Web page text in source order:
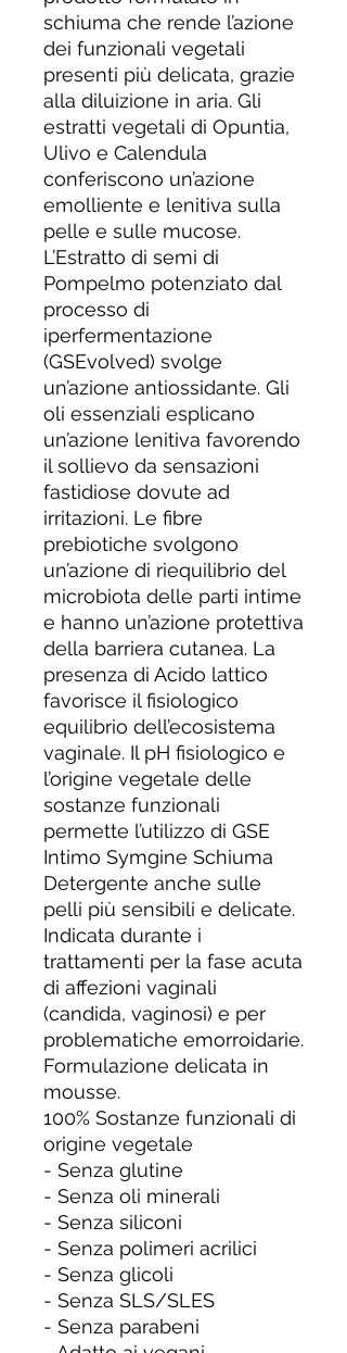
schiuma che rende l’azione
dei funzionali vegetali
presenti più delicata, grazie
alla diluizione in aria. Gli
estratti vegetali di Opuntia,
Ulivo e Calendula
conferiscono un’azione
emolliente e lenitiva sulla
pelle e sulle mucose.
L’Estratto di semi di
Pompelmo potenziato dal
processo di
iperfermentazione
(GSEvolved) svolge
un’azione antiossidante. Gli
oli essenziali esplicano
un’azione lenitiva favorendo
il sollievo da sensazioni
fastidiose dovute ad
irritazioni. Le fibre
prebiotiche svolgono
un’azione di riequilibrio del
microbiota delle parti intime
e hanno un’azione protettiva
della barriera cutanea. La
presenza di Acido lattico
favorisce il fisiologico
equilibrio dell’ecosistema
vaginale. Il pH fisiologico e
l’origine vegetale delle
sostanze funzionali
permette l’utilizzo di GSE
Intimo Symgine Schiuma
Detergente anche sulle
pelli più sensibili e delicate.
Indicata durante i
trattamenti per la fase acuta
di affezioni vaginali
(candida, vaginosi) e per
problematiche emorroidarie.
Formulazione delicata in
mousse.
100% Sostanze funzionali di
origine vegetale
- Senza glutine
- Senza oli minerali
- Senza siliconi
- Senza polimeri acrilici
- Senza glicoli
- Senza SLS/SLES
- Senza parabeni